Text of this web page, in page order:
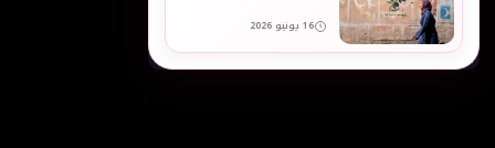
بالرجال
16 يونيو 2026